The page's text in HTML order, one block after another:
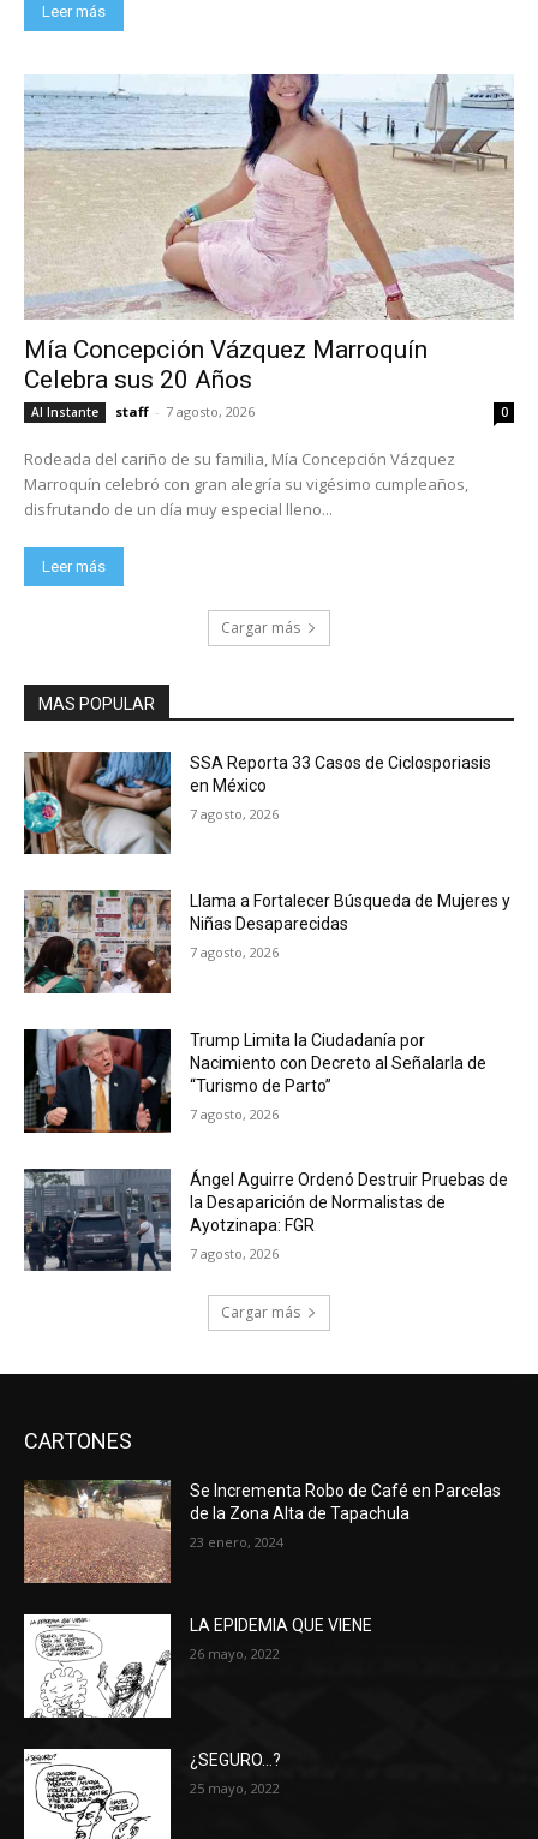
Leer más
Mía Concepción Vázquez Marroquín
Celebra sus 20 Años
Al Instante staff - 7 agosto, 2026 0
Rodeada del cariño de su familia, Mía Concepción Vázquez
Marroquín celebró con gran alegría su vigésimo cumpleaños,
disfrutando de un día muy especial lleno...
Leer más
Cargar más
MAS POPULAR
SSA Reporta 33 Casos de Ciclosporiasis
en México
7 agosto, 2026
Llama a Fortalecer Búsqueda de Mujeres y
Niñas Desaparecidas
7 agosto, 2026
Trump Limita la Ciudadanía por
Nacimiento con Decreto al Señalarla de
“Turismo de Parto”
7 agosto, 2026
Ángel Aguirre Ordenó Destruir Pruebas de
la Desaparición de Normalistas de
Ayotzinapa: FGR
7 agosto, 2026
Cargar más
CARTONES
Se Incrementa Robo de Café en Parcelas
de la Zona Alta de Tapachula
23 enero, 2024
LA EPIDEMIA QUE VIENE
26 mayo, 2022
¿SEGURO…?
25 mayo, 2022